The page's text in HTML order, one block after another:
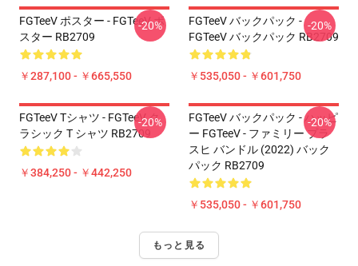
FGTeeV ポスター - FGTeeV ポ
スター RB2709
￥287,100 - ￥665,550
-20%
FGTeeV バックパック -
FGTeeV バックパック RB2709
￥535,050 - ￥601,750
-20%
FGTeeV Tシャツ - FGTeeV ク
ラシック T シャツ RB2709
￥384,250 - ￥442,250
-20%
FGTeeV バックパック - ハッピ
ー FGTeeV - ファミリー プラ
スヒ バンドル (2022) バック
パック RB2709
￥535,050 - ￥601,750
-20%
もっと見る